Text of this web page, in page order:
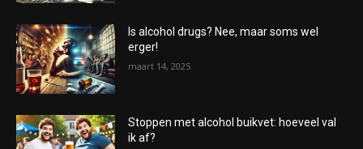
Is alcohol drugs? Nee, maar soms wel
erger!
maart 14, 2025
Stoppen met alcohol buikvet: hoeveel val
ik af?